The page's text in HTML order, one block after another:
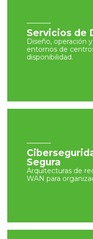
Servicios de
Diseño, operación
entornos de
disponibilidad.
Segura
Arquitecturas de
WAN para